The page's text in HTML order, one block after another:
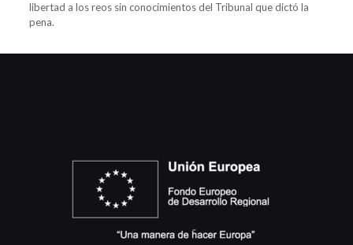
libertad a los reos sin conocimientos del Tribunal que dictó la
pena.